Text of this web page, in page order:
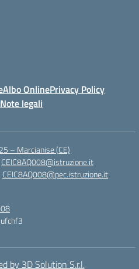
Albo OnlinePrivacy Policy
Note legali
– Marcianise (CE)
CEIC8AQ008@istruzione.it
CEIC8AQ008@pec.istruzione.it
by 3D Solution S.r.l.